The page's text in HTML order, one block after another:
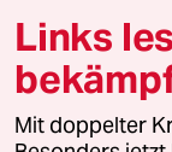
Spricht man
der nur den
Links
Mit doppelter